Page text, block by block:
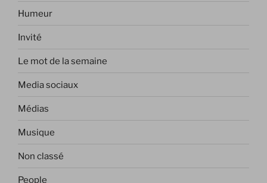
Humeur
Invité
Le mot de la semaine
Media sociaux
Médias
Musique
Non classé
People